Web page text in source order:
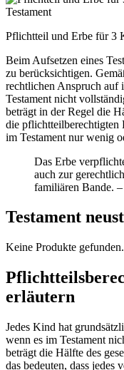
Pflichtteil und Erbe für 3
Beim Aufsetzen eines
zu berücksichtigen.
rechtlichen Anspruch auf
Testament nicht
beträgt in der Regel die
die pflichtteilberechtigten
im Testament nur wenig
Das Erbe
auch zur
familiären Bande.
Testament
Keine Produkte gefunden.
erläutern
Jedes Kind hat
wenn es im Testament
beträgt die Hälfte des
das bedeuten, dass jedes